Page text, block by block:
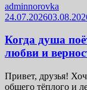
adminnorovka
24.07.2026
Когда душа
любви и
Привет, друзья!
общего тёплого и